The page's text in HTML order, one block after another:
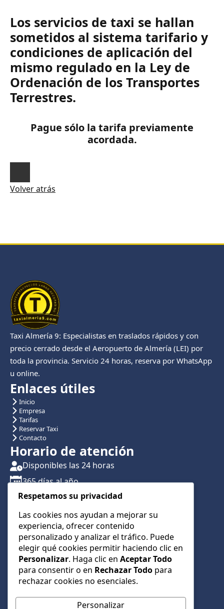
Los servicios de taxi se hallan
sometidos al sistema tarifario y
condiciones de aplicación del
mismo regulado en la Ley de
Ordenación de los Transportes
Terrestres.
Pague sólo la tarifa previamente
acordada.
Volver atrás
Taxi Almería 9: Especialistas en traslados rápidos y con
precio cerrado desde el Aeropuerto de Almería (LEI) por
toda la provincia. Servicio 24 horas, reserva por WhatsApp
u online.
Enlaces útiles
Inicio
Empresa
Tarifas
Reservar Taxi
Contacto
Horario de atención
Disponibles las 24 horas
365 días al año
Traslados con reserva previa
Atención por teléfono y WhatsApp 24/7
CONTÁCTANOS
+34 622 01 23 74
+34 622 01 23 74
info@taxialmeria9.com
Respetamos su privacidad
Las cookies nos ayudan a mejorar su
experiencia, ofrecer contenido
personalizado y analizar el tráfico. Puede
elegir qué cookies permitir haciendo clic en
Personalizar. Haga clic en Aceptar Todo
para consentir o en Rechazar Todo para
rechazar cookies no esenciales.
Personalizar